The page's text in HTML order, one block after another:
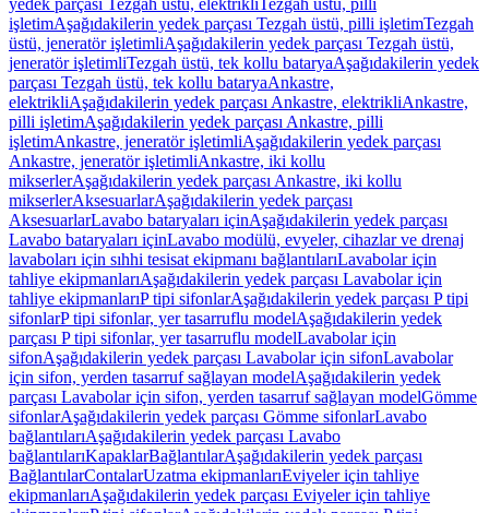
yedek parçası Tezgah üstü, elektrikli Tezgah üstü, pilli
işletimAşağıdakilerin yedek parçası Tezgah üstü, pilli işletimTezgah
üstü, jeneratör işletimliAşağıdakilerin yedek parçası Tezgah üstü,
jeneratör işletimliTezgah üstü, tek kollu bataryaAşağıdakilerin yedek
parçası Tezgah üstü, tek kollu bataryaAnkastre,
elektrikliAşağıdakilerin yedek parçası Ankastre, elektrikliAnkastre,
pilli işletimAşağıdakilerin yedek parçası Ankastre, pilli
işletimAnkastre, jeneratör işletimliAşağıdakilerin yedek parçası
Ankastre, jeneratör işletimliAnkastre, iki kollu
mikserlerAşağıdakilerin yedek parçası Ankastre, iki kollu
mikserlerAksesuarlarAşağıdakilerin yedek parçası
AksesuarlarLavabo bataryaları içinAşağıdakilerin yedek parçası
Lavabo bataryaları içinLavabo modülü, evyeler, cihazlar ve drenaj
lavaboları için sıhhi tesisat ekipmanı bağlantılarıLavabolar için
tahliye ekipmanlarıAşağıdakilerin yedek parçası Lavabolar için
tahliye ekipmanlarıP tipi sifonlarAşağıdakilerin yedek parçası P tipi
sifonlarP tipi sifonlar, yer tasarruflu modelAşağıdakilerin yedek
parçası P tipi sifonlar, yer tasarruflu modelLavabolar için
sifonAşağıdakilerin yedek parçası Lavabolar için sifonLavabolar
için sifon, yerden tasarruf sağlayan modelAşağıdakilerin yedek
parçası Lavabolar için sifon, yerden tasarruf sağlayan modelGömme
sifonlarAşağıdakilerin yedek parçası Gömme sifonlarLavabo
bağlantılarıAşağıdakilerin yedek parçası Lavabo
bağlantılarıKapaklarBağlantılarAşağıdakilerin yedek parçası
BağlantılarContalarUzatma ekipmanlarıEviyeler için tahliye
ekipmanlarıAşağıdakilerin yedek parçası Eviyeler için tahliye